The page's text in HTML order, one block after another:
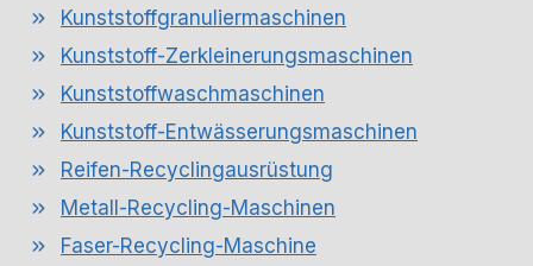
Kunststoffgranuliermaschinen
Kunststoff-Zerkleinerungsmaschinen
Kunststoffwaschmaschinen
Kunststoff-Entwässerungsmaschinen
Reifen-Recyclingausrüstung
Metall-Recycling-Maschinen
Faser-Recycling-Maschine